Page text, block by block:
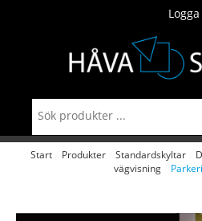
Start Produkter Standardskyltar
vägvisning